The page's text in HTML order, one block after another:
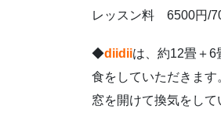
レッスン料 6500円/
◆diidiiは、約12畳＋6
食をしていただきます
窓を開けて換気をして